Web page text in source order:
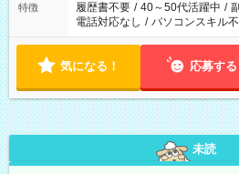
特徴 履歴書不要 / 40～50代活躍中 /
電話対応なし / パソコンスキル
気になる！ 応募する
未読